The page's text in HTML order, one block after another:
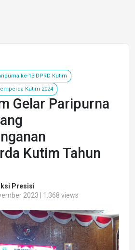
ke-13 DPRD Kutim
Kutim 2024
Gelar Paripurna
Kutim Tahun
Presisi
2023 | 1.368 views